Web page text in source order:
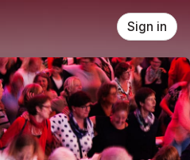
Sign in